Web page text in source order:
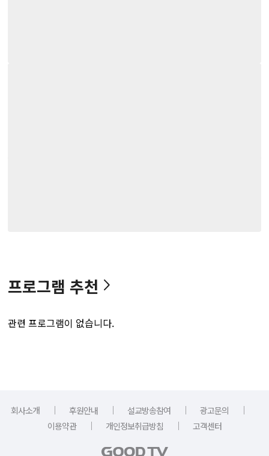
프로그램 추천
관련 프로그램이 없습니다.
회사소개 ｜ 후원안내 ｜ 설교방송참여 ｜ 광고문의
｜
이용약관
｜ 개인정보취급방침 ｜ 고객센터